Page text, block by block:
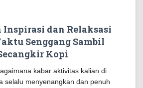
dan Relaksasi
Senggang Sambil
Kopi
kabar aktivitas kalian di
selalu menyenangkan dan penuh